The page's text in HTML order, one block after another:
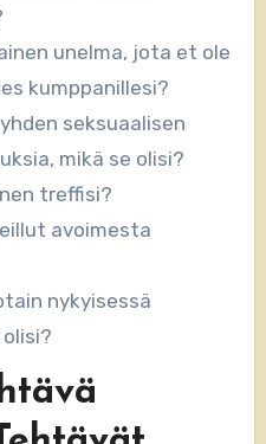
unelma, jota et ole
kumppanillesi?
seksuaalisen
mikä se olisi?
treffisi?
avoimesta
nykyisessä